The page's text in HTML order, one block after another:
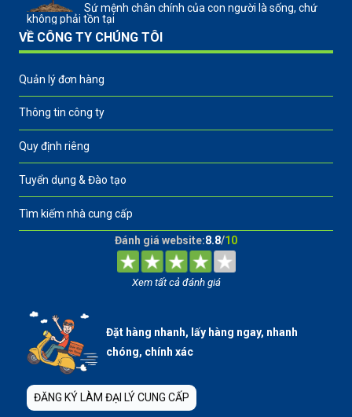
Sứ mệnh chân chính của con người là sống, chứ
không phải tồn tại
VỀ CÔNG TY CHÚNG TÔI
Quản lý đơn hàng
Thông tin công ty
Quy định riêng
Tuyển dụng & Đào tạo
Tìm kiếm nhà cung cấp
Đánh giá website:8.8/10
Xem tất cả đánh giá
Đặt hàng nhanh, lấy hàng ngay, nhanh
chóng, chính xác
ĐĂNG KÝ LÀM ĐẠI LÝ CUNG CẤP